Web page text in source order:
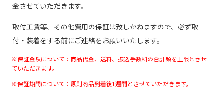
金させていただきます。
取付工賃等、その他費用の保証は致しかねますので、必ず取
付・装着をする前にご連絡をお願いいたします。
※保証金額について：商品代金、送料、振込手数料の合計額を上限とさせ
ていただきます。
※保証期間について：原則商品到着後1週間とさせていただきます。